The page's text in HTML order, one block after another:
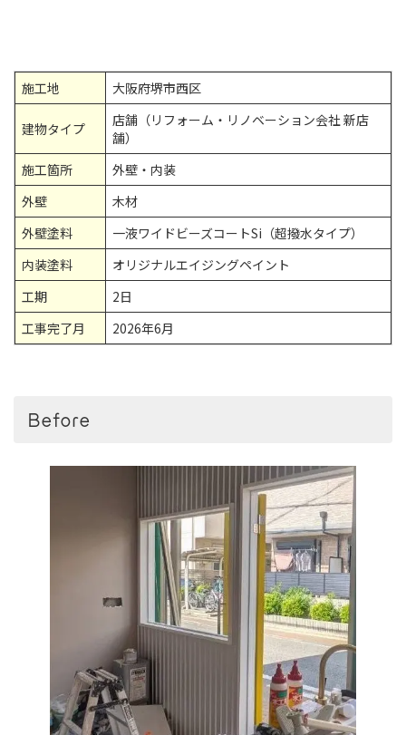
施工地 大阪府堺市西区
建物タイプ
店舗（リフォーム・リノベーション会社 新店
舗）
施工箇所
外壁・内装
外壁
木材
外壁塗料
一液ワイドビーズコートSi（超撥水タイプ）
内装塗料
オリジナルエイジングペイント
工期
2日
工事完了月
2026年6月
Before